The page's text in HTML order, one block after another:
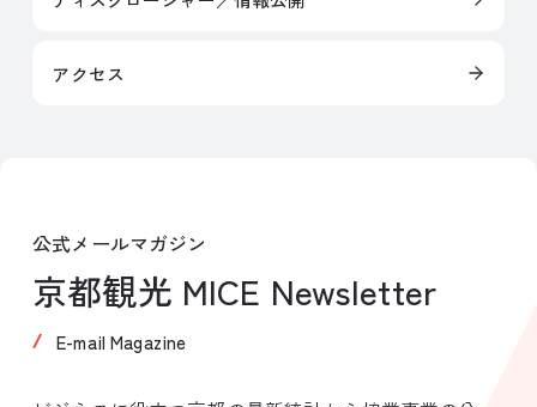
アクセス
公式メールマガジン
京都観光 MICE Newsletter
E-mail Magazine